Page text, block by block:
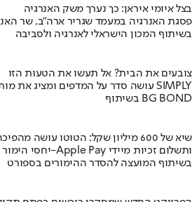
בצל איומי איראן: כך נערך משק האנרגיה
פסגת האנרגיה במעמד שגריר ארה"ב, שר
בשיתוף המכון הישראלי לאנרגיה ולסביבה
צובעים את הבית? אל תעשו את הטעות הזו
מומחה BG BOND עושה סדר על המדפים ומציג את מותג הצבע SIMPLY
בשיתוף BG BOND
שיא של 600 מיליון שקל: הטוטו עושה מהפיכה
יחסי הימור משופרים, הפקדות ב-Apple Pay ותשלום זכיות מיידי
בשיתוף המועצה להסדר ההימורים בספורט